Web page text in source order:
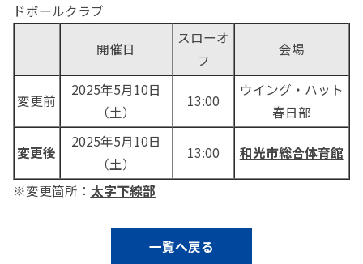
ドボールクラブ
開催日
スローオ
フ
会場
変更前
2025年5月10日
（土）
13:00
ウイング・ハット
春日部
変更後
2025年5月10日
（土）
13:00 和光市総合体育館
※変更箇所： 太字下線部
一覧へ戻る